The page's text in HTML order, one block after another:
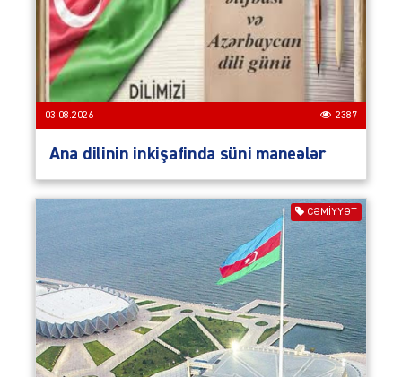
03.08.2026 2387
Ana dilinin inkişafinda süni maneələr
CƏMIYYƏT